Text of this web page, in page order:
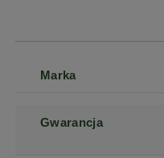
Marka
Gwarancja